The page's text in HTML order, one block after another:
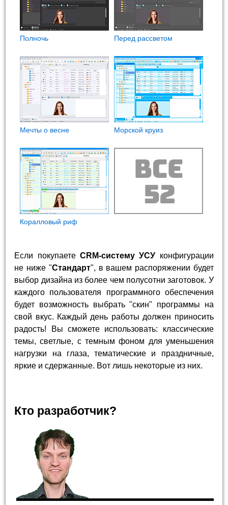
Полночь Перед рассветом
Мечты о весне Морской круиз
Коралловый риф
Если покупаете CRM-систему УСУ конфигурации
не ниже "Стандарт", в вашем распоряжении будет
выбор дизайна из более чем полусотни заготовок. У
каждого пользователя программного обеспечения
будет возможность выбрать "скин" программы на
свой вкус. Каждый день работы должен приносить
радость! Вы сможете использовать: классические
темы, светлые, с темным фоном для уменьшения
нагрузки на глаза, тематические и праздничные,
яркие и сдержанные. Вот лишь некоторые из них.
Кто разработчик?